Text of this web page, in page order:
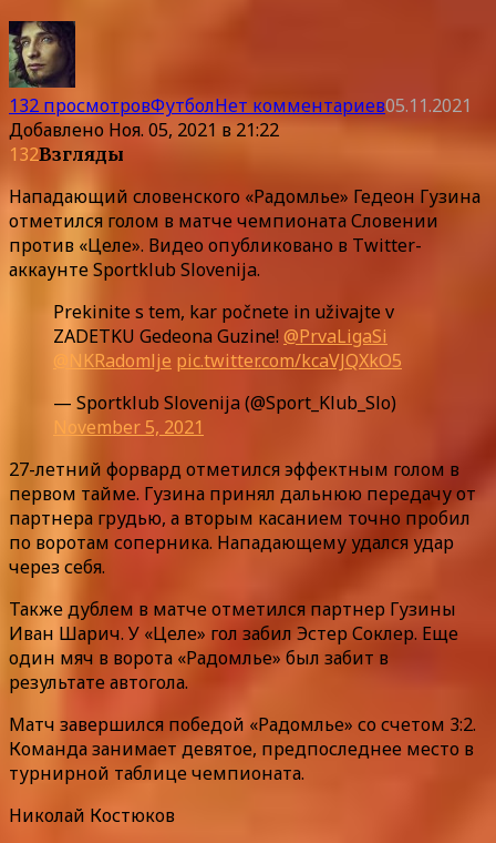
132 просмотровФутболНет комментариев05.11.2021
Добавлено Ноя. 05, 2021 в 21:22
132Взгляды
Нападающий словенского «Радомлье» Гедеон Гузина
отметился голом в матче чемпионата Словении
против «Целе». Видео опубликовано в Twitter-
аккаунте Sportklub Slovenija.
Prekinite s tem, kar počnete in uživajte v
ZADETKU Gedeona Guzine! @PrvaLigaSi
@NKRadomlje pic.twitter.com/kcaVJQXkO5
— Sportklub Slovenija (@Sport_Klub_Slo)
November 5, 2021
27-летний форвард отметился эффектным голом в
первом тайме. Гузина принял дальнюю передачу от
партнера грудью, а вторым касанием точно пробил
по воротам соперника. Нападающему удался удар
через себя.
Также дублем в матче отметился партнер Гузины
Иван Шарич. У «Целе» гол забил Эстер Соклер. Еще
один мяч в ворота «Радомлье» был забит в
результате автогола.
Матч завершился победой «Радомлье» со счетом 3:2.
Команда занимает девятое, предпоследнее место в
турнирной таблице чемпионата.
Николай Костюков